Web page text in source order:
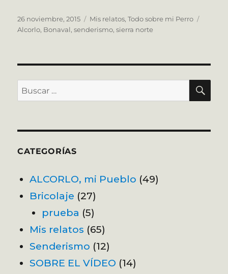
Publicado
el
26 noviembre, 2015 Categorías
Mis relatos,Todo sobre mi Perro
Alcorlo, Bonaval,senderismo,sierra norte
Buscar
por:
CATEGORÍAS
ALCORLO, mi Pueblo (49)
Bricolaje (27)
prueba (5)
Mis relatos (65)
Senderismo (12)
SOBRE EL VÍDEO (14)